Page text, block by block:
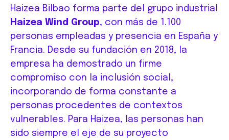
Haizea Bilbao forma parte del grupo industrial
Haizea Wind Group, con más de 1.100
personas empleadas y presencia en España y
Francia. Desde su fundación en 2018, la
empresa ha demostrado un firme
compromiso con la inclusión social,
incorporando de forma constante a
personas procedentes de contextos
vulnerables. Para Haizea, las personas han
sido siempre el eje de su proyecto